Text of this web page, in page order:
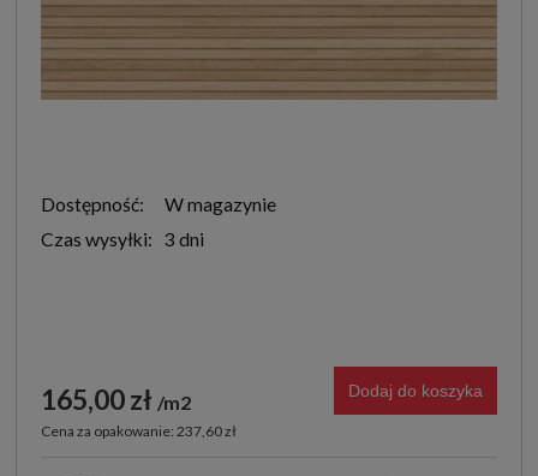
Dostępność:
W magazynie
Czas wysyłki: 3 dni
165,00 zł m2
Cena za opakowanie: 237,60 zł
Dodaj do koszyka